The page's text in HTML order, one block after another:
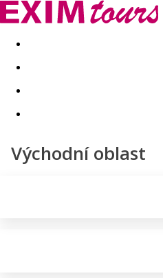
Akční nabídky Last minute
Východní oblast